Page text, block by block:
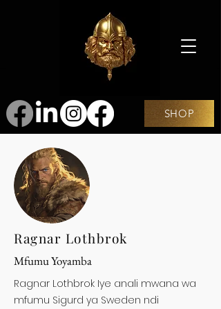
SHOP
Ragnar Lothbrok
Mfumu Yoyamba
Ragnar Lothbrok Iye anali mwana wa
mfumu Sigurd ya Sweden ndi